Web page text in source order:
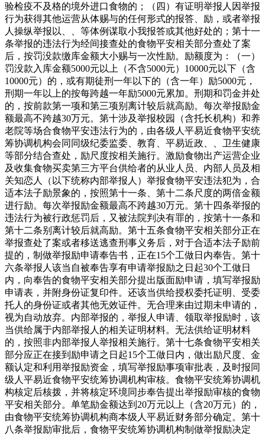
验检疫不及格的境外进口食物的；（四）有证明举报人因举报
行为获得其他运营从体赐与的任何形式的报答、励，或者举报
人操纵举报以、、等体例谋取小我报答或其他好处的；第十一
条举报的违法行为经间接查处的食物平安相关部分查处了案
后，按罚没款缴库金额大小赐与一次性励。励额度为：（一）
罚没款入库金额5000元以上（不含5000元）10000元以下（含
10000元）的，或有期徒刑一年以下的（含一年）励5000元，
刑期一年以上的按每跨越一年励5000元累加。刑期和罚金并处
的，按前款第一项和第三项别离计较后就高励。每次举报励金
额最高不跨越30万元。第十涉及举报校园（含托长机构）和养
老院等场合食物平安违法行为的，由各级人平易近食物平安统
筹协调机构会同同级纪委监委、教育、平易近政、、卫生健康
等部分结合查处，励尺度按相关施行。激励食物出产运营企业
及收集食物买卖第三方平台供给者的从业人员、内部人员及相
关知恋人（以下统称内部举报人）举报食物平安违法犯为，合
适本法子励景象的，按照第十一条、第十二条尺度的两倍金额
进行励。每次举报励金额最高不跨越30万元。第十四条举报的
违法行为被行政惩罚后，又被法院判决有罪的，按第十一条和
第十二条别离计较后就高励。第十五条食物平安相关部分正在
举报查处了案或者移送逃查刑事义务后，对于合适本法子励前
提的，制做举报励申请奉告书，正在15个工做日内奉告。第十
六条举报人该当自被奉告享有申请举报励之日起30个工做日
内，向奉告的食物平安相关部分提出版面励申请，填写举报励
申请表，并附身份证复印件。还该当供给授权委托证明、受委
托人的身份证或者其他无效证件。无合理来由过期未申请的，
视为自动放弃。内部举报的，举报人申请、领取举报励时，该
当供给属于内部举报人的相关证明材料。无法供给证明材料
的，按照非内部举报人举报相关施行。第十七条食物平安相关
部分应正在接到励申请之日起15个工做日内，做出励尺度、金
额认定和利用举报励资金，填写举报励事项审批表，及时报同
级人平易近食物平安统筹协调机构审核。食物平安统筹协调机
构核定后核拨，并将核定环境同步奉告提出举报励审核的食物
平安相关部分。单笔励金额达到20万元以上（含20万元）的，
由食物平安统筹协调机构商本级人平易近财务部分确定。第十
八条举报励审批后，食物平安统筹协调机构制做举报励决定